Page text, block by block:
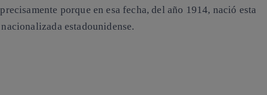
porque en esa fecha, del año 1914, nació esta
estadounidense.